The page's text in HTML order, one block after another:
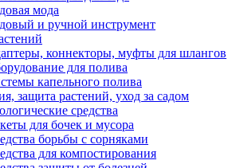
мода
и ручной инструмент
коннекторы, муфты для шлангов
для полива
капельного полива
защита растений, уход за садом
средства
для бочек и мусора
борьбы с сорняками
для компостирования